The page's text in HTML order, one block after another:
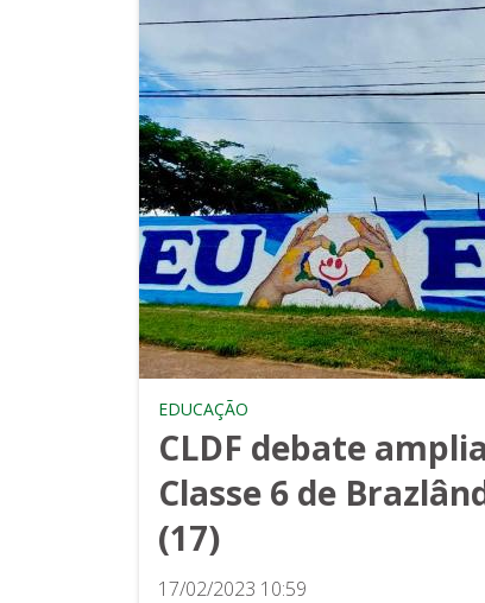
EDUCAÇÃO
CLDF debate
Classe 6 de
(17)
17/02/2023 10:59